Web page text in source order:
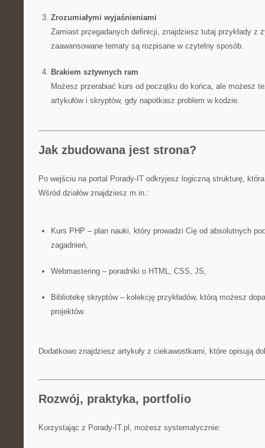
Zrozumiałymi wyjaśnieniami
Zamiast przegadanych definicji, znajdziesz tutaj przykłady z
zaawansowane tematy są rozpisane w czytelny sposób.
Brakiem sztywnych ram
Możesz przerabiać kurs od początku do końca, ale możesz
artykułów i skryptów, gdy napotkasz problem w kodzie.
Jak zbudowana jest strona?
Po wejściu na portal Porady-IT odkryjesz logiczną strukturę, która
Wśród działów znajdziesz m.in.:
Kurs PHP – plan nauki, który prowadzi Cię od absolutnych
zagadnień,
Webmastering – poradniki o HTML, CSS, JS,
Bibliotekę skryptów – kolekcję przykładów, którą możesz
projektów.
Dodatkowo znajdziesz artykuły z ciekawostkami, które opisują
Rozwój, praktyka, portfolio
Korzystając z Porady-IT.pl, możesz systematycznie: